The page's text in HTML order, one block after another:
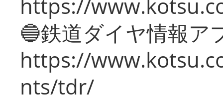
https://
🔵鉄道ダイヤ情報ア
https://
nts/tdr/